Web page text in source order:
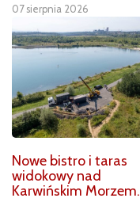
07 sierpnia 2026
Nowe bistro i taras
widokowy nad
Karwińskim Morzem.